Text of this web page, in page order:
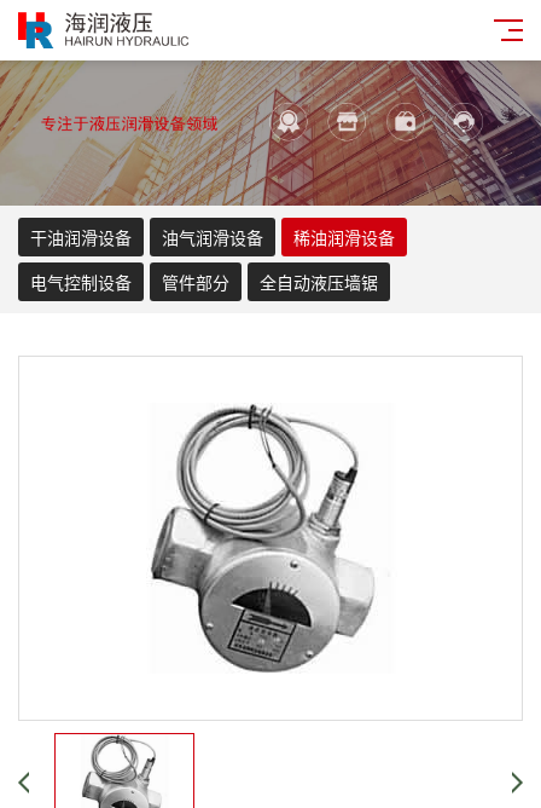
干油润滑设备 油气润滑设备
稀油润滑设备
电气控制设备
管件部分 全自动液压墙锯